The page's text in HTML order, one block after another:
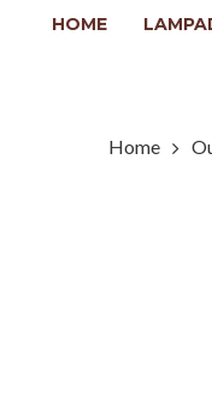
Clicca
HOME
Home